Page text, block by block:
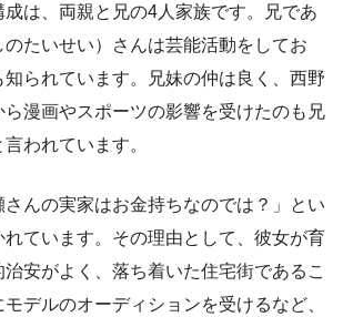
は、両親と兄の4人家族です。兄であ
のたいせい）さんは芸能活動をしてお
知られています。兄妹の仲は良く、西野
ら漫画やスポーツの影響を受けたのも兄
われています。
さんの実家はお金持ちなのでは？」とい
れています。その理由として、彼女が育
安がよく、落ち着いた住宅街であるこ
デルのオーディションを受けるなど、